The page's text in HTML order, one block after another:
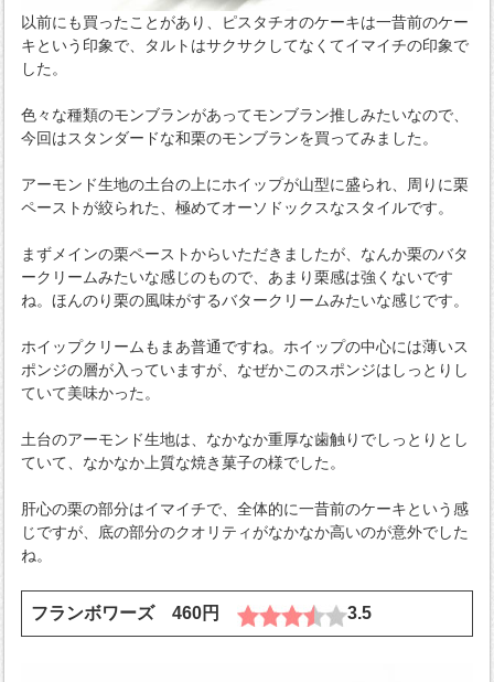
以前にも買ったことがあり、ピスタチオのケーキは一昔前のケー
キという印象で、タルトはサクサクしてなくてイマイチの印象で
した。
色々な種類のモンブランがあってモンブラン推しみたいなので、
今回はスタンダードな和栗のモンブランを買ってみました。
アーモンド生地の土台の上にホイップが山型に盛られ、周りに栗
ペーストが絞られた、極めてオーソドックスなスタイルです。
まずメインの栗ペーストからいただきましたが、なんか栗のバタ
ークリームみたいな感じのもので、あまり栗感は強くないです
ね。ほんのり栗の風味がするバタークリームみたいな感じです。
ホイップクリームもまあ普通ですね。ホイップの中心には薄いス
ポンジの層が入っていますが、なぜかこのスポンジはしっとりし
ていて美味かった。
土台のアーモンド生地は、なかなか重厚な歯触りでしっとりとし
ていて、なかなか上質な焼き菓子の様でした。
肝心の栗の部分はイマイチで、全体的に一昔前のケーキという感
じですが、底の部分のクオリティがなかなか高いのが意外でした
ね。
フランボワーズ 460円 3.5